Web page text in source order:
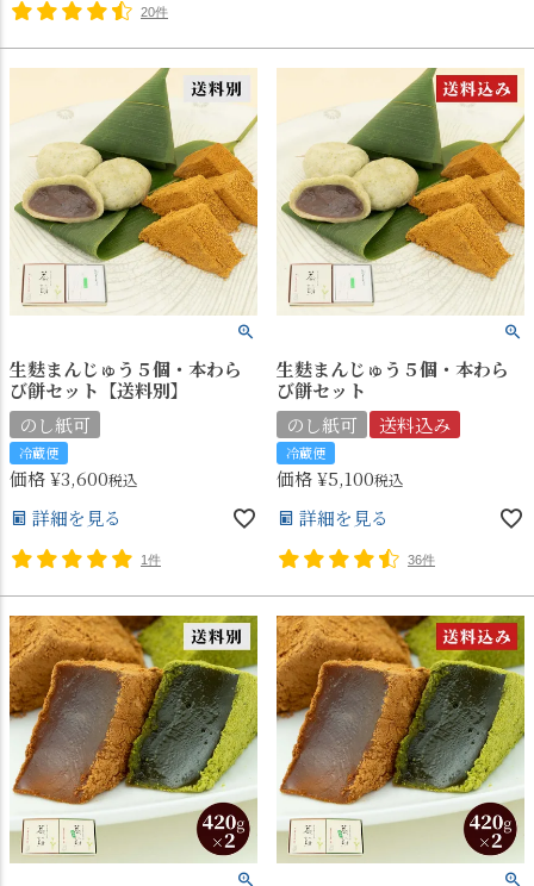
20件
生麩まんじゅう５個・本わら
び餅セット【送料別】
のし紙可
冷蔵便
価格¥3,600税込
詳細を見る
1件
生麩まんじゅう５個・本わら
び餅セット
のし紙可
送料込み
冷蔵便
価格¥5,100税込
詳細を見る
36件